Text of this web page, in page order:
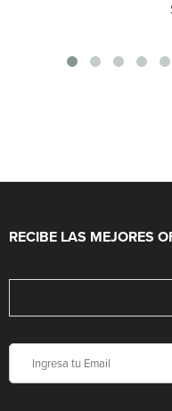
RECIBE LAS MEJORES